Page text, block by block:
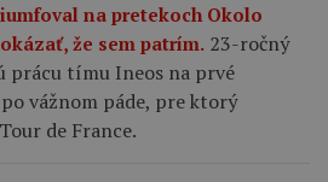
na pretekoch Okolo
že sem patrím. 23-ročný
prácu tímu Ineos na prvé
vážnom páde, pre ktorý
de France.